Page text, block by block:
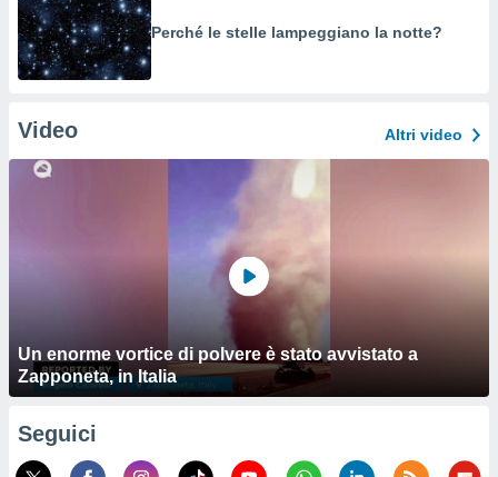
Perché le stelle lampeggiano la notte?
Video Altri video
Un enorme vortice di polvere è stato avvistato a
Zapponeta, in Italia
Seguici